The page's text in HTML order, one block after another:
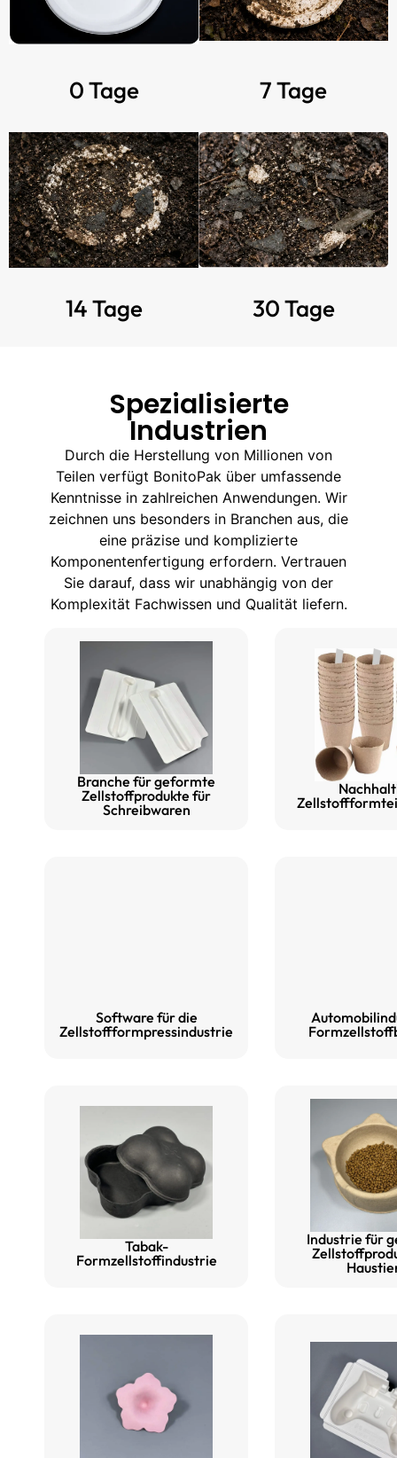
0 Tage 7 Tage
14 Tage 30 Tage
Spezialisierte
Industrien
Durch die Herstellung von Millionen von
Teilen verfügt BonitoPak über umfassende
Kenntnisse in zahlreichen Anwendungen. Wir
zeichnen uns besonders in Branchen aus, die
eine präzise und komplizierte
Komponentenfertigung erfordern. Vertrauen
Sie darauf, dass wir unabhängig von der
Komplexität Fachwissen und Qualität liefern.
Branche für geformte
Zellstoffprodukte für
Schreibwaren
Software für die
Zellstoffformpressindustrie
Tabak-
Formzellstoffindustrie
Industrie für